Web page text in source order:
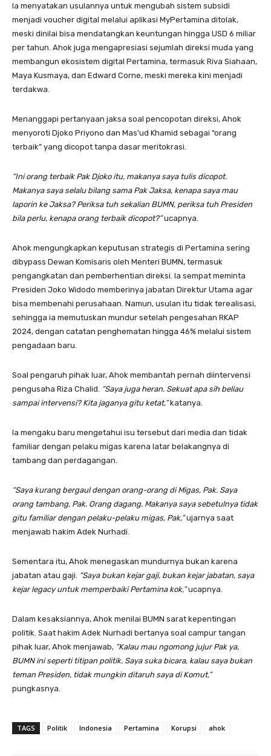
Ia menyatakan usulannya untuk mengubah sistem subsidi
menjadi voucher digital melalui aplikasi MyPertamina ditolak,
meski dinilai bisa mendatangkan keuntungan hingga USD 6 miliar
per tahun. Ahok juga mengapresiasi sejumlah direksi muda yang
membangun ekosistem digital Pertamina, termasuk Riva Siahaan,
Maya Kusmaya, dan Edward Corne, meski mereka kini menjadi
terdakwa.
Menanggapi pertanyaan jaksa soal pencopotan direksi, Ahok
menyoroti Djoko Priyono dan Mas’ud Khamid sebagai “orang
terbaik” yang dicopot tanpa dasar meritokrasi.
“Ini orang terbaik Pak Djoko itu, makanya saya tulis dicopot.
Makanya saya selalu bilang sama Pak Jaksa, kenapa saya mau
laporin ke Jaksa? Periksa tuh sekalian BUMN, periksa tuh Presiden
bila perlu, kenapa orang terbaik dicopot?”ucapnya.
Ahok mengungkapkan keputusan strategis di Pertamina sering
dibypass Dewan Komisaris oleh Menteri BUMN, termasuk
pengangkatan dan pemberhentian direksi. Ia sempat meminta
Presiden Joko Widodo memberinya jabatan Direktur Utama agar
bisa membenahi perusahaan. Namun, usulan itu tidak terealisasi,
sehingga ia memutuskan mundur setelah pengesahan RKAP
2024, dengan catatan penghematan hingga 46% melalui sistem
pengadaan baru.
Soal pengaruh pihak luar, Ahok membantah pernah diintervensi
pengusaha Riza Chalid. “Saya juga heran. Sekuat apa sih beliau
sampai intervensi? Kita jaganya gitu ketat,”katanya.
Ia mengaku baru mengetahui isu tersebut dari media dan tidak
familiar dengan pelaku migas karena latar belakangnya di
tambang dan perdagangan.
“Saya kurang bergaul dengan orang-orang di Migas, Pak. Saya
orang tambang, Pak. Orang dagang. Makanya saya sebetulnya tidak
gitu familiar dengan pelaku-pelaku migas, Pak,”ujarnya saat
menjawab hakim Adek Nurhadi.
Sementara itu, Ahok menegaskan mundurnya bukan karena
jabatan atau gaji. “Saya bukan kejar gaji, bukan kejar jabatan, saya
kejar legacy untuk memperbaiki Pertamina kok,”ucapnya.
Dalam kesaksiannya, Ahok menilai BUMN sarat kepentingan
politik. Saat hakim Adek Nurhadi bertanya soal campur tangan
pihak luar, Ahok menjawab, “Kalau mau ngomong jujur Pak ya,
BUMN ini seperti titipan politik. Saya suka bicara, kalau saya bukan
teman Presiden, tidak mungkin ditaruh saya di Komut,”
pungkasnya.
TAGS Politik Indonesia Pertamina Korupsi ahok